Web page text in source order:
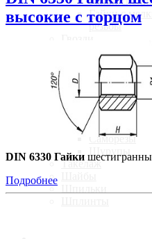
Гайки с
резьбы
Заклепки
Оси, пальцы
Пальцы
Штифты
Саморезы, шурупы
Саморезы
Такелаж
высокие с торцом
DIN 6330 Гайки
Подробнее